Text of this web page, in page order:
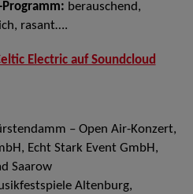
Programm: berauschend,
rasant….
Electric auf Soundcloud
– Open Air-Konzert,
Echt Stark Event GmbH,
Saarow
Altenburg,